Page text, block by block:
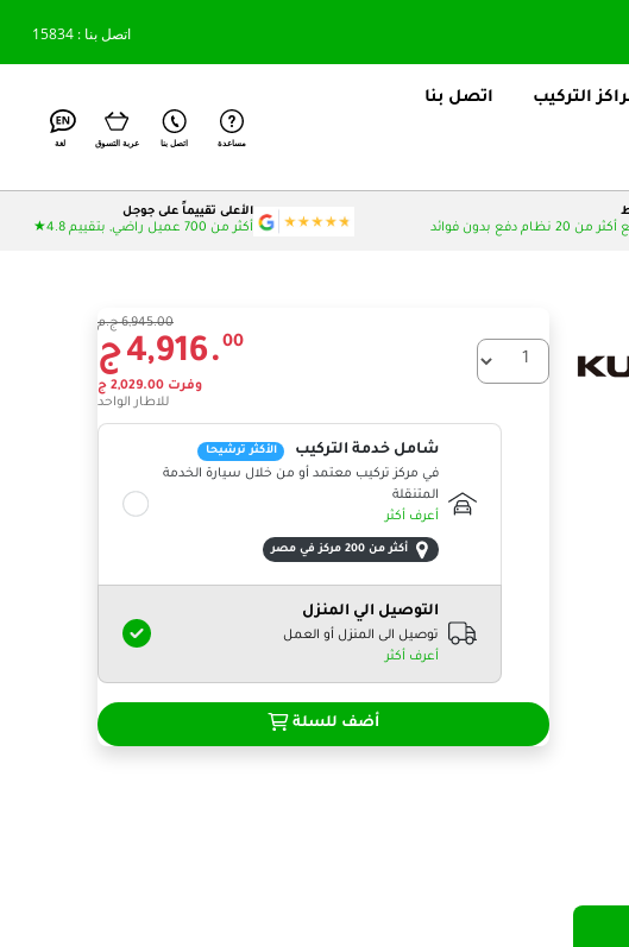
اتصل بنا : 15834
التركيب اتصل بنا
مساعدة اتصل بنا عربة التسوق لغة
دفع بدون فوائد
الأعلى تقييماً على جوجل
أكثر من 700 عميل راضي, بتقييم 4.8★
عدد الإطارات التي تريدها؟
6,945.00 ج.م
4,916.00 ج
وفرت 2,029.00
ج
للاطار الواحد
شامل خدمة التركيب الأكثر ترشيحا
في مركز تركيب معتمد أو من خلال سيارة الخدمة
المتنقلة
أعرف أكثر
أكثر من 200 مركز في مصر
التوصيل الي المنزل
توصيل الى المنزل أو العمل
أعرف أكثر
أضف للسلة